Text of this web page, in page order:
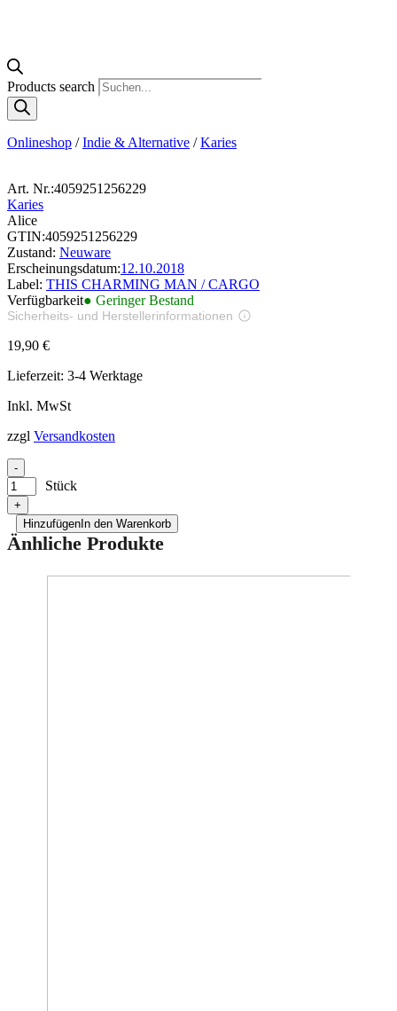
Products search
Onlineshop /Indie & Alternative /Karies
Art. Nr.:4059251256229
Karies
Alice
GTIN:4059251256229
Zustand: Neuware
Erscheinungsdatum:12.10.2018
Label: THIS CHARMING MAN / CARGO
Verfügbarkeit● Geringer Bestand
Sicherheits- und Herstellerinformationen
19,90 €
Lieferzeit: 3-4 Werktage
Inkl. MwSt
zzgl Versandkosten
-
Stück
+
HinzufügenIn den Warenkorb
Änhliche Produkte